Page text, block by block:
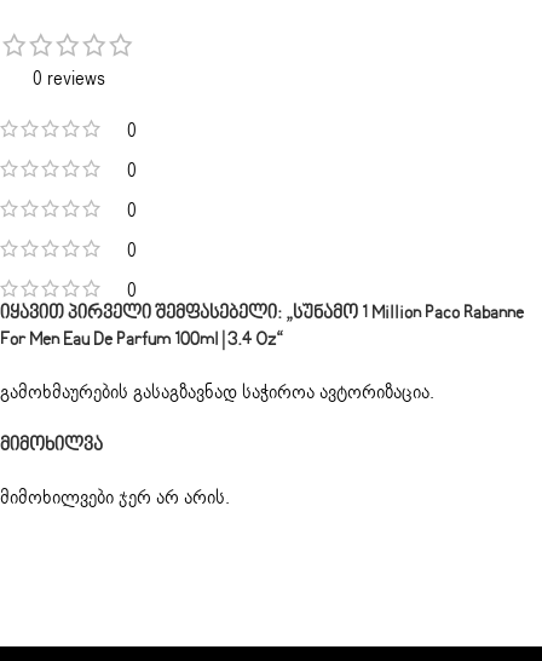
0 reviews
0
0
0
0
0
Მიმოხილვა
მიმოხილვები ჯერ არ არის.
Იყავით Პირველი Შემფასებელი: „სუნამო 1 Million Paco Rabanne
For Men Eau De Parfum 100ml | 3.4 Oz“
გამოხმაურების გასაგზავნად საჭიროაავტორიზაცია.